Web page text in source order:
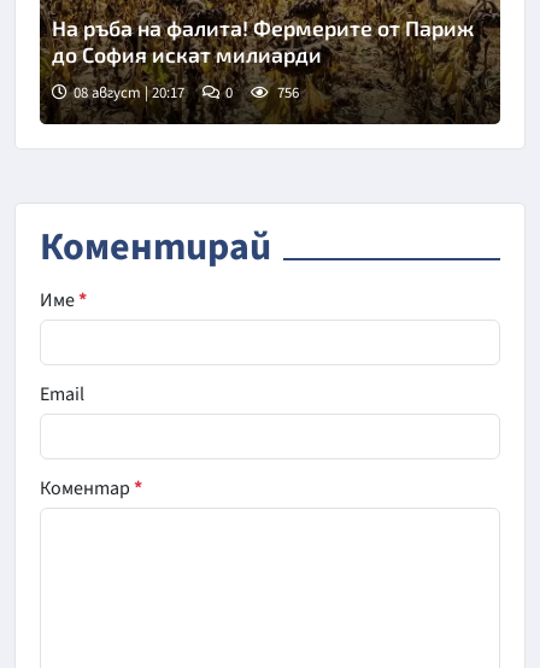
На ръба на фалита! Фермерите от Париж
до София искат милиарди
08 август | 20:17 0 756
Коментирай
Име*
Email
Коментар*